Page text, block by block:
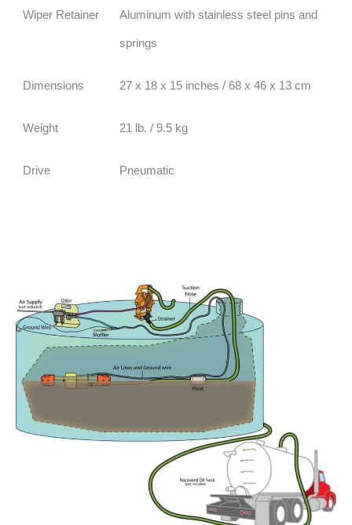
Wiper Retainer Aluminum with stainless steel pins and
springs
Dimensions 27 x 18 x 15 inches / 68 x 46 x 13 cm
Weight 21 lb. / 9.5 kg
Drive Pneumatic